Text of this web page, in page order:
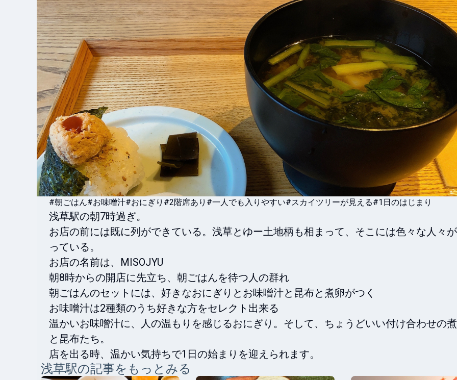
#朝ごはん#お味噌汁#おにぎり #2階席あり #一人でも入りやすい#スカイツリーが見える#1日のはじまり
浅草駅の朝7時過ぎ。
お店の前には既に列ができている。浅草とゆー土地柄も相まって、そこには色々な人々
っている。
お店の名前は、MISOJYU
朝8時からの開店に先立ち、朝ごはんを待つ人の群れ
朝ごはんのセットには、好きなおにぎりとお味噌汁と昆布と煮卵がつく
お味噌汁は2種類のうち好きな方をセレクト出来る
温かいお味噌汁に、人の温もりを感じるおにぎり。そして、ちょうどいい付け合わせの
と昆布たち。
店を出る時、温かい気持ちで1日の始まりを迎えられます。
浅草駅の記事をもっとみる